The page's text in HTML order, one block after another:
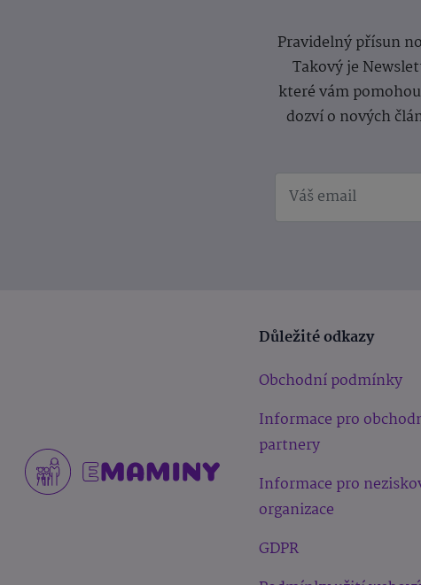
Pravidelný přísun
Takový je
které vám
dozví o nových
Důležité odkazy
Obchodní podmínky
Informace pro
partnery
Informace pro
organizace
GDPR